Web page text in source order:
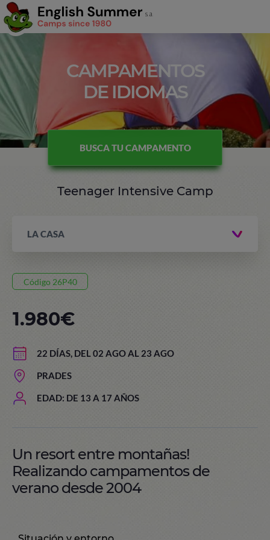
CAMPAMENTOS
DE IDIOMAS
BUSCA TU CAMPAMENTO
Teenager Intensive Camp
LA CASA
Código 26P40
22 DÍAS, DEL 02 AGO AL 23 AGO
PRADES
EDAD: DE 13 A 17 AÑOS
1.980€
Un resort entre montañas!
Realizando campamentos de
verano desde 2004